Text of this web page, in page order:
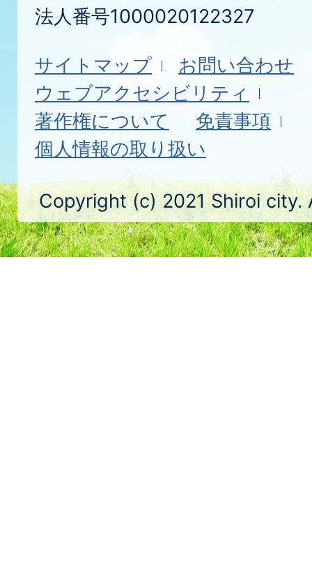
法人番号1000020122327
サイトマップ
お問い合わせ
ウェブアクセシビリティ
著作権について
免責事項
個人情報の取り扱い
Copyright (c) 2021 Shiroi city.